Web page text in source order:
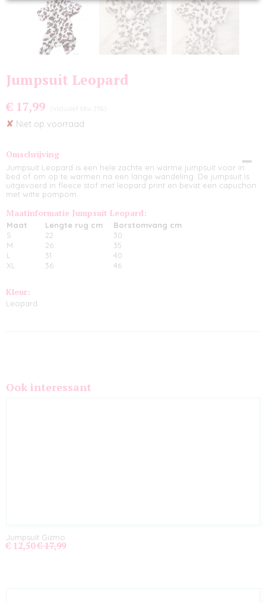
Jumpsuit Leopard
€ 17,99 (inclusief btw 21%)
✘ Niet op voorraad
Omschrijving
Jumpsuit Leopard is een hele zachte en warme jumpsuit voor in
bed of om op te warmen na een lange wandeling. De jumpsuit is
uitgevoerd in fleece stof met leopard print en bevat een capuchon
met witte pompom.
Maatinformatie Jumpsuit Leopard:
Maat Lengte rug cm
Borstomvang cm
S
22
30
M
26
35
L
31
40
XL
36 46
Kleur:
Leopard
Ook interessant
Jumpsuit Gizmo
€ 12,50 € 17,99